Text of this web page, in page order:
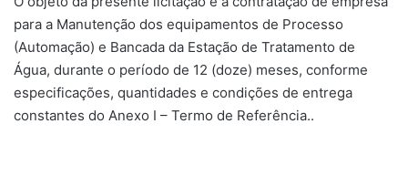
para a Manutenção dos equipamentos de Processo
(Automação) e Bancada da Estação de Tratamento de
Água, durante o período de 12 (doze) meses, conforme
especificações, quantidades e condições de entrega
constantes do Anexo I – Termo de Referência..